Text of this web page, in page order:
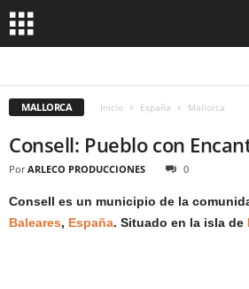
NAVARRA
SAN SEBASTIAN SANTANDER
MALLORCA Inicio España Mallorca
Consell: Pueblo con
Por ARLECO PRODUCCIONES 0
Consell es un municipio de la
Baleares, España. Situado en la isla de